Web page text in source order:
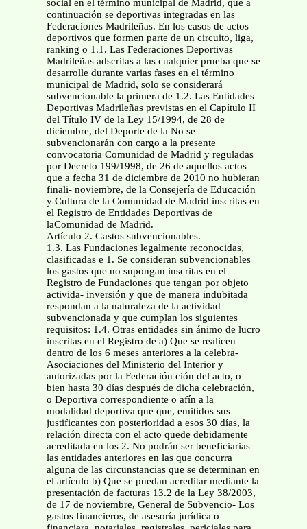
social en el término municipal de Madrid, que a
continuación se deportivas integradas en las
Federaciones Madrileñas. En los casos de actos
deportivos que formen parte de un circuito, liga,
ranking o 1.1. Las Federaciones Deportivas
Madrileñas adscritas a las cualquier prueba que se
desarrolle durante varias fases en el término
municipal de Madrid, solo se considerará
subvencionable la primera de 1.2. Las Entidades
Deportivas Madrileñas previstas en el Capítulo II
del Título IV de la Ley 15/1994, de 28 de
diciembre, del Deporte de la No se
subvencionarán con cargo a la presente
convocatoria Comunidad de Madrid y reguladas
por Decreto 199/1998, de 26 de aquellos actos
que a fecha 31 de diciembre de 2010 no hubieran
finali- noviembre, de la Consejería de Educación
y Cultura de la Comunidad de Madrid inscritas en
el Registro de Entidades Deportivas de
laComunidad de Madrid.
Artículo 2. Gastos subvencionables.
1.3. Las Fundaciones legalmente reconocidas,
clasificadas e 1. Se consideran subvencionables
los gastos que no supongan inscritas en el
Registro de Fundaciones que tengan por objeto
activida- inversión y que de manera indubitada
respondan a la naturaleza de la actividad
subvencionada y que cumplan los siguientes
requisitos: 1.4. Otras entidades sin ánimo de lucro
inscritas en el Registro de a) Que se realicen
dentro de los 6 meses anteriores a la celebra-
Asociaciones del Ministerio del Interior y
autorizadas por la Federación ción del acto, o
bien hasta 30 días después de dicha celebración,
o Deportiva correspondiente o afín a la
modalidad deportiva que que, emitidos sus
justificantes con posterioridad a esos 30 días, la
relación directa con el acto quede debidamente
acreditada en los 2. No podrán ser beneficiarias
las entidades anteriores en las que concurra
alguna de las circunstancias que se determinan en
el artículo b) Que se puedan acreditar mediante la
presentación de facturas 13.2 de la Ley 38/2003,
de 17 de noviembre, General de Subvencio- Los
gastos financieros, de asesoría jurídica o